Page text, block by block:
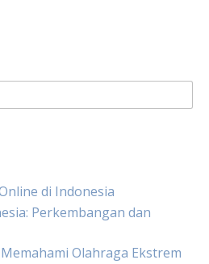
di Indonesia
Perkembangan dan
Olahraga Ekstrem